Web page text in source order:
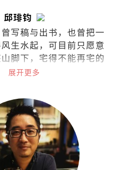
邱琲钧
写稿与出书，也曾把一
生水起，可目前只愿意
脚下，宅得不能再宅的
展开更多